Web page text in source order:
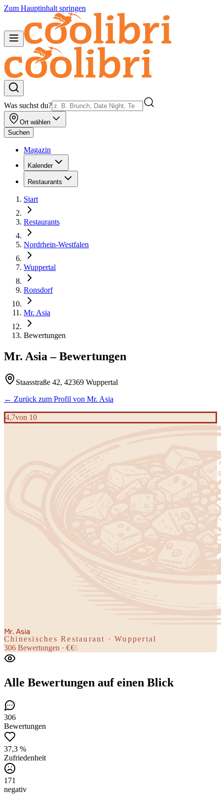
Zum Hauptinhalt springen
Was suchst du?
Ort wählen
Suchen
Magazin
Kalender
Restaurants
Start
Restaurants
Nordrhein-Westfalen
Wuppertal
Ronsdorf
Mr. Asia
Bewertungen
Mr. Asia – Bewertungen
Staasstraße 42, 42369 Wuppertal
← Zurück zum Profil von Mr. Asia
4,7von 10
Mr. Asia
Chinesisches Restaurant · Wuppertal
306 Bewertungen · €€€
Alle Bewertungen auf einen Blick
306
Bewertungen
37,3 %
Zufriedenheit
171
negativ